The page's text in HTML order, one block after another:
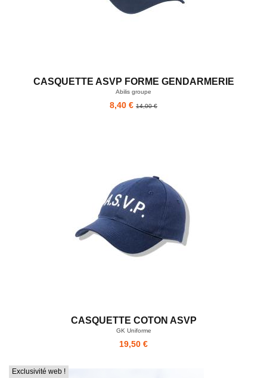
CASQUETTE ASVP FORME GENDARMERIE
Abilis groupe
8,40 € 14,00 €
CASQUETTE COTON ASVP
GK Uniforme
19,50 €
Exclusivité web !